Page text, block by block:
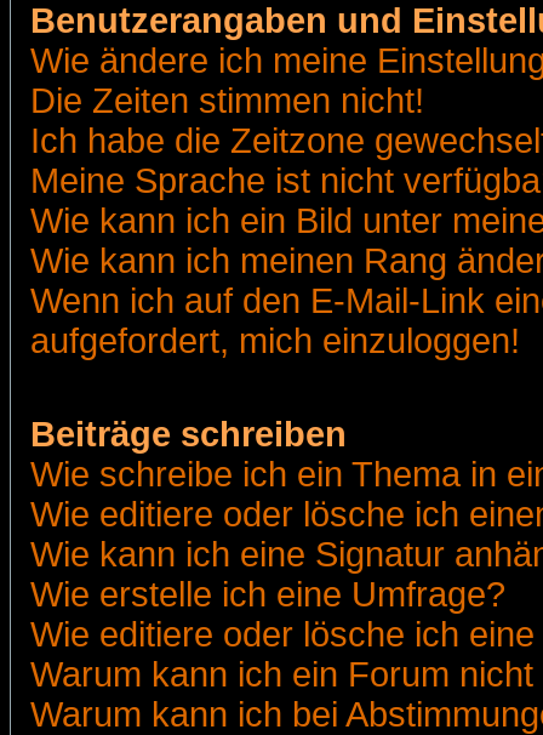
Benutzerangaben und
Wie ändere ich meine
Die Zeiten stimmen nicht!
Ich habe die Zeitzone
Meine Sprache ist nicht
Wie kann ich ein Bild unter
Wie kann ich meinen Rang
Wenn ich auf den E-Mail-Link
aufgefordert, mich einzuloggen!
Beiträge schreiben
Wie schreibe ich ein Thema in
Wie editiere oder lösche ich
Wie kann ich eine Signatur
Wie erstelle ich eine Umfrage?
Wie editiere oder lösche ich
Warum kann ich ein Forum
Warum kann ich bei